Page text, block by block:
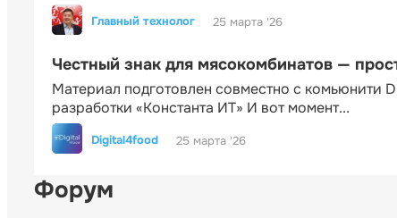
Главный технолог 25 марта '26
Честный знак для мясокомбинатов —
Материал подготовлен совместно с
разработки «Константа ИТ» И вот момент...
Digital4food 25 марта '26
Форум